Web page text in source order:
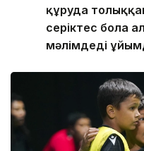
құруда
серіктес бола
мәлімдеді